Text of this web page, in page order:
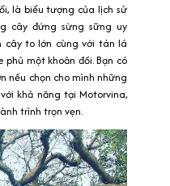
là biểu tượng của lịch sử
cây đứng sừng sững uy
cây to lớn cùng với tán lá
một khoản đồi. Bạn có
nếu chọn cho mình những
khả năng tại Motorvina,
trình trọn vẹn.